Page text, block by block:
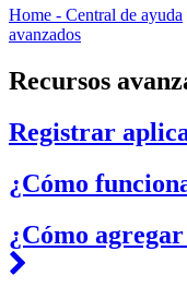
Home - Central de ayuda
avanzados
Recursos
Registrar
¿Cómo
¿Cómo